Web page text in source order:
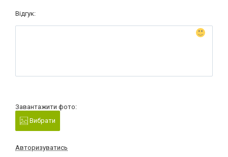
Відгук:
Завантажити фото:
Вибрати
Авторизуватись